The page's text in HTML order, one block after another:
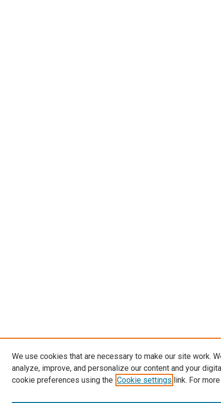
We use cookies that are necessary to make our site work.
analyze, improve, and personalize our content and your
cookie preferences using the Cookie settings link. For